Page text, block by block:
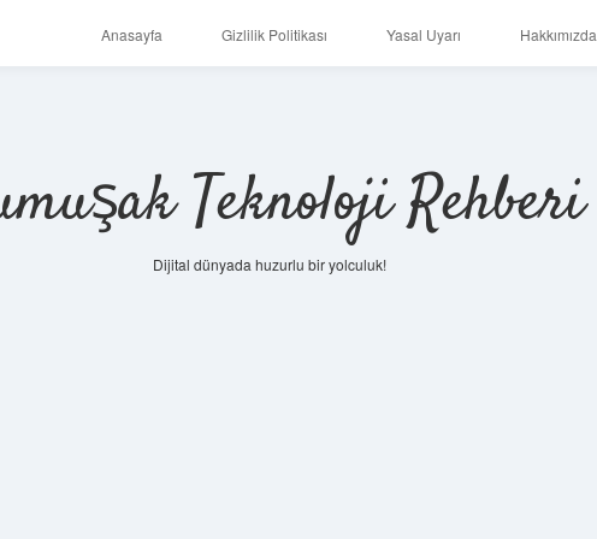
Anasayfa Gizlilik Politikası Yasal Uyarı Hakkımızda
Teknoloji Rehberi
Dijital dünyada huzurlu bir yolculuk!